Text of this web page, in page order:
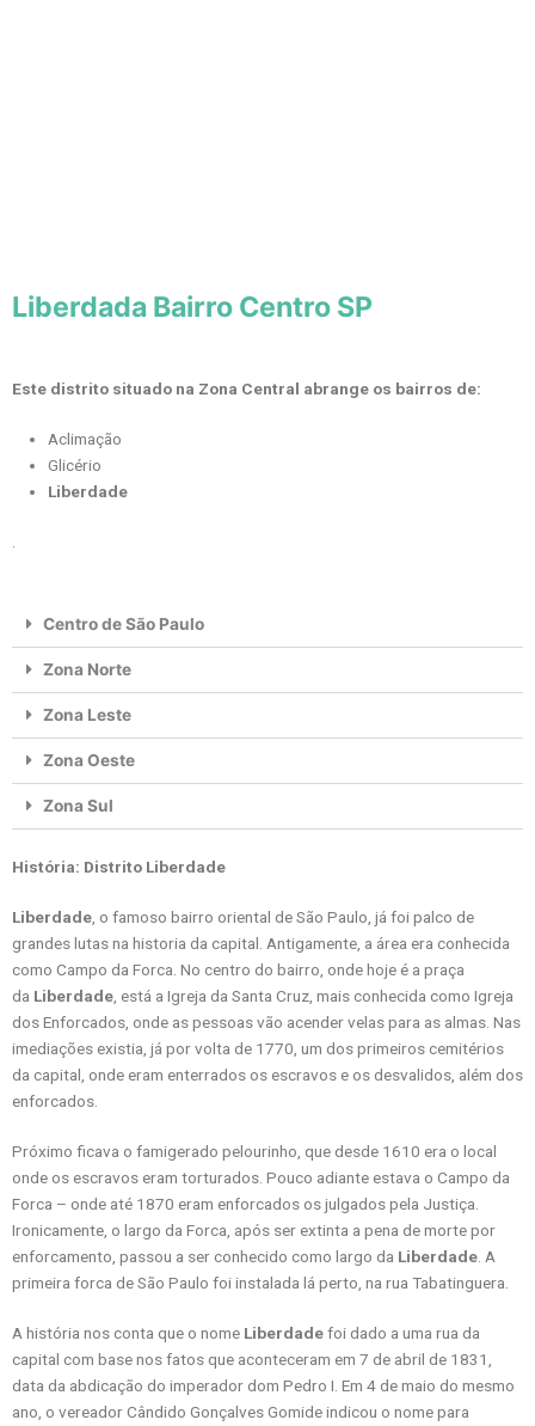
Liberdada Bairro Centro SP
Este distrito situado na Zona Central abrange os bairros de:
Aclimação
Glicério
Liberdade
Centro de São Paulo
Zona Norte
Zona Leste
Zona Oeste
Zona Sul
História: Distrito Liberdade
Liberdade , o famoso bairro oriental de São Paulo, já foi palco de
grandes lutas na historia da capital. Antigamente, a área era conhecida
como Campo da Forca. No centro do bairro, onde hoje é a praça
da Liberdade , está a Igreja da Santa Cruz, mais conhecida como Igreja
dos Enforcados, onde as pessoas vão acender velas para as almas. Nas
imediações existia, já por volta de 1770, um dos primeiros cemitérios
da capital, onde eram enterrados os escravos e os desvalidos, além dos
enforcados.
Próximo ficava o famigerado pelourinho, que desde 1610 era o local
onde os escravos eram torturados. Pouco adiante estava o Campo da
Forca – onde até 1870 eram enforcados os julgados pela Justiça.
Ironicamente, o largo da Forca, após ser extinta a pena de morte por
enforcamento, passou a ser conhecido como largo da Liberdade . A
primeira forca de São Paulo foi instalada lá perto, na rua Tabatinguera.
A história nos conta que o nome Liberdadefoi dado a uma rua da
capital com base nos fatos que aconteceram em 7 de abril de 1831,
data da abdicação do imperador dom Pedro I. Em 4 de maio do mesmo
ano, o vereador Cândido Gonçalves Gomide indicou o nome para